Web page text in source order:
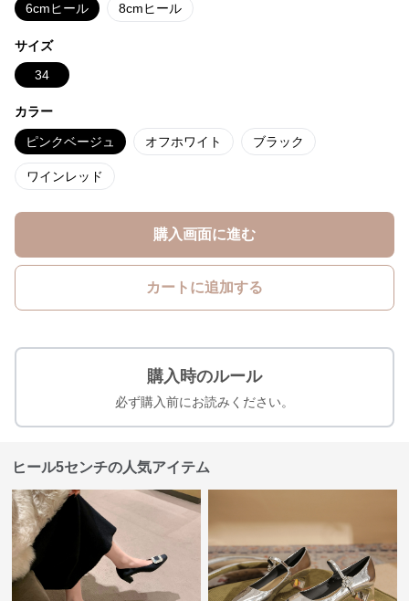
6cmヒール 8cmヒール
サイズ
34
カラー
ピンクベージュ オフホワイト ブラック
ワインレッド
購入画面に進む
カートに追加する
購入時のルール
必ず購入前にお読みください。
ヒール5センチの人気アイテム